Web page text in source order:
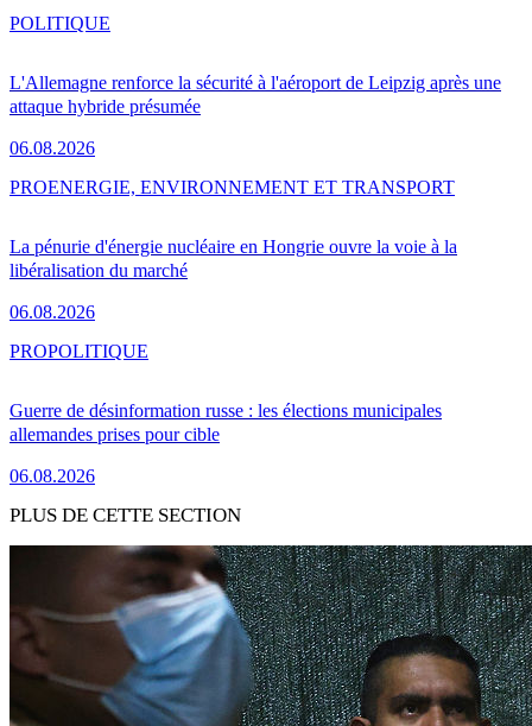
L'Allemagne renforce la sécurité à l'aéroport de Leipzig après une
attaque hybride présumée
06.08.2026
POLITIQUE
La pénurie d'énergie nucléaire en Hongrie ouvre la voie à la
libéralisation du marché
06.08.2026
PROENERGIE, ENVIRONNEMENT ET TRANSPORT
Guerre de désinformation russe : les élections municipales
allemandes prises pour cible
06.08.2026
PROPOLITIQUE
PLUS DE CETTE SECTION